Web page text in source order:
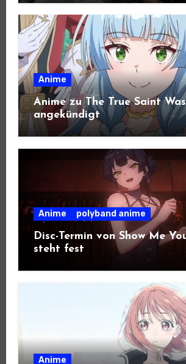
Anime
Anime zu The True Saint
angekündigt
Anime polyband anime
Disc-Termin von Show Me
steht fest
Anime